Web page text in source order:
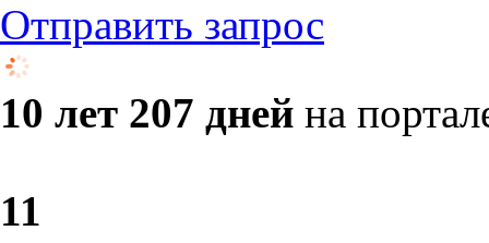
Отправить запрос
10 лет 207 дней на
11